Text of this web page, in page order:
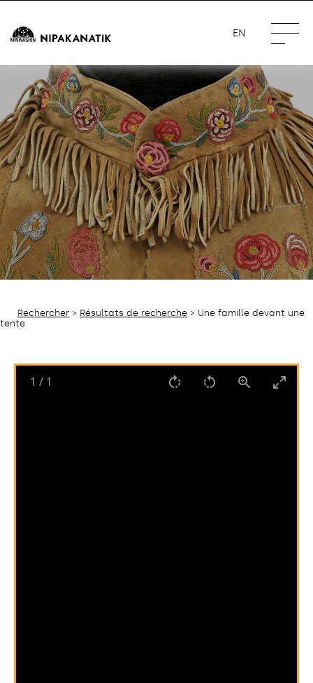
EN
Rechercher > Résultats de recherche > Une famille devant une
tente
1 / 1